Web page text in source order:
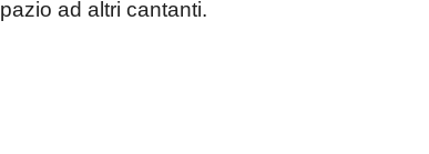
ad altri cantanti.